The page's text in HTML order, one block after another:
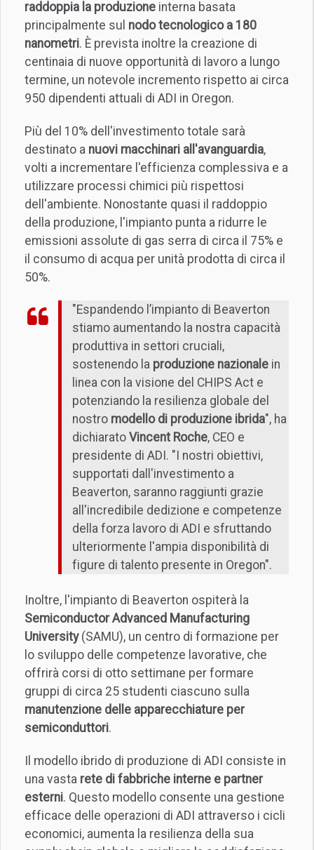
raddoppia la produzione interna basata
principalmente sul nodo tecnologico a 180
nanometri. È prevista inoltre la creazione di
centinaia di nuove opportunità di lavoro a lungo
termine, un notevole incremento rispetto ai circa
950 dipendenti attuali di ADI in Oregon.
Più del 10% dell'investimento totale sarà
destinato a nuovi macchinari all'avanguardia,
volti a incrementare l'efficienza complessiva e a
utilizzare processi chimici più rispettosi
dell'ambiente. Nonostante quasi il raddoppio
della produzione, l'impianto punta a ridurre le
emissioni assolute di gas serra di circa il 75% e
il consumo di acqua per unità prodotta di circa il
50%.
"Espandendo l’impianto di Beaverton
stiamo aumentando la nostra capacità
produttiva in settori cruciali,
sostenendo la produzione nazionale in
linea con la visione del CHIPS Act e
potenziando la resilienza globale del
nostro modello di produzione ibrida", ha
dichiarato Vincent Roche, CEO e
presidente di ADI. "I nostri obiettivi,
supportati dall'investimento a
Beaverton, saranno raggiunti grazie
all'incredibile dedizione e competenze
della forza lavoro di ADI e sfruttando
ulteriormente l'ampia disponibilità di
figure di talento presente in Oregon".
Inoltre, l'impianto di Beaverton ospiterà la
Semiconductor Advanced Manufacturing
University(SAMU), un centro di formazione per
lo sviluppo delle competenze lavorative, che
offrirà corsi di otto settimane per formare
gruppi di circa 25 studenti ciascuno sulla
manutenzione delle apparecchiature per
semiconduttori.
Il modello ibrido di produzione di ADI consiste in
una vasta rete di fabbriche interne e partner
esterni. Questo modello consente una gestione
efficace delle operazioni di ADI attraverso i cicli
economici, aumenta la resilienza della sua